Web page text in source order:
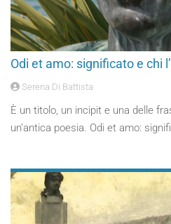
Odi et amo: significato e chi
Serena Di Battista
È un titolo, un incipit e una delle
un’antica poesia. Odi et amo: